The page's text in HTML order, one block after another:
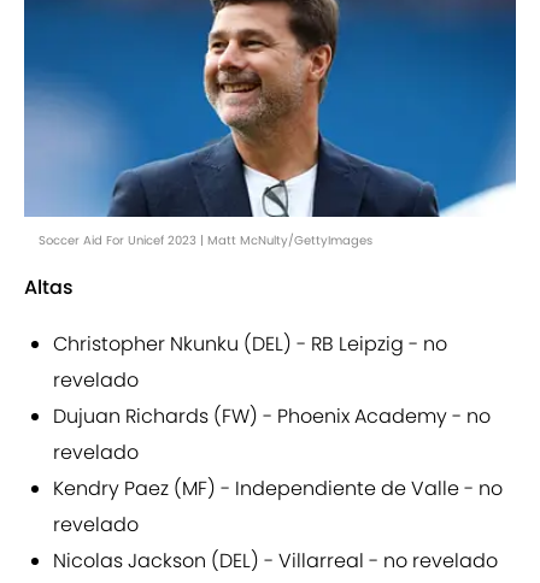
Soccer Aid For Unicef 2023 | Matt McNulty/GettyImages
Altas
Christopher Nkunku (DEL) - RB Leipzig - no
revelado
Dujuan Richards (FW) - Phoenix Academy - no
revelado
Kendry Paez (MF) - Independiente de Valle - no
revelado
Nicolas Jackson (DEL) - Villarreal - no revelado